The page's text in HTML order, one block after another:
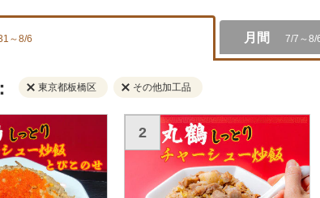
～8/6 月間 7/7～8/
東京都板橋区 その他加工品
2